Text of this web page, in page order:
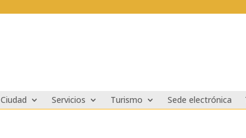
Ciudad Servicios Turismo Sede electrónica